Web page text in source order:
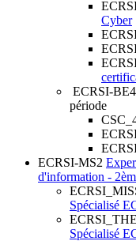
Cyber
ECRSI-BE4
période
ECRSI-MS2
d'information -
Spécialisé
Spécialisé